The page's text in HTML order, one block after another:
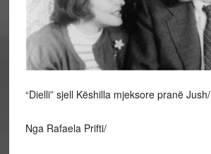
“Dielli” sjell Këshilla mjeksore pranë Jush/
Nga Rafaela Prifti/